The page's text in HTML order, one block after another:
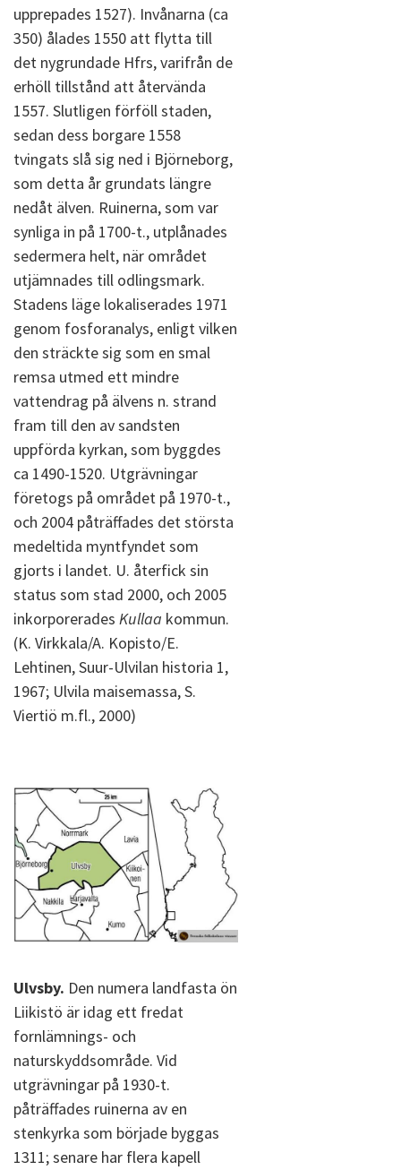
upprepades 1527). Invånarna (ca
350) ålades 1550 att flytta till
det nygrundade Hfrs, varifrån de
erhöll tillstånd att återvända
1557. Slutligen förföll staden,
sedan dess borgare 1558
tvingats slå sig ned i Björneborg,
som detta år grundats längre
nedåt älven. Ruinerna, som var
synliga in på 1700-t., utplånades
sedermera helt, när området
utjämnades till odlingsmark.
Stadens läge lokaliserades 1971
genom fosforanalys, enligt vilken
den sträckte sig som en smal
remsa utmed ett mindre
vattendrag på älvens n. strand
fram till den av sandsten
uppförda kyrkan, som byggdes
ca 1490-1520. Utgrävningar
företogs på området på 1970-t.,
och 2004 påträffades det största
medeltida myntfyndet som
gjorts i landet. U. återfick sin
status som stad 2000, och 2005
inkorporerades Kullaa kommun.
(K. Virkkala/A. Kopisto/E.
Lehtinen, Suur-Ulvilan historia 1,
1967; Ulvila maisemassa, S.
Viertiö m.fl., 2000)
Ulvsby. Den numera landfasta ön
Liikistö är idag ett fredat
fornlämnings- och
naturskyddsområde. Vid
utgrävningar på 1930-t.
påträffades ruinerna av en
stenkyrka som började byggas
1311; senare har flera kapell